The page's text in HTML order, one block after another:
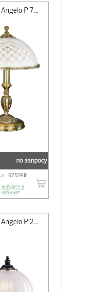
Reccagni Angelo P 7102 M
по запросу
67 529 ₽
войдите в
кабинет
Reccagni Angelo P 2805